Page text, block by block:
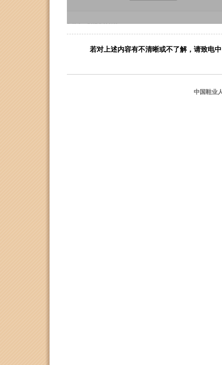
若对上述内容有不清晰或不了解，请致电
中国鞋业